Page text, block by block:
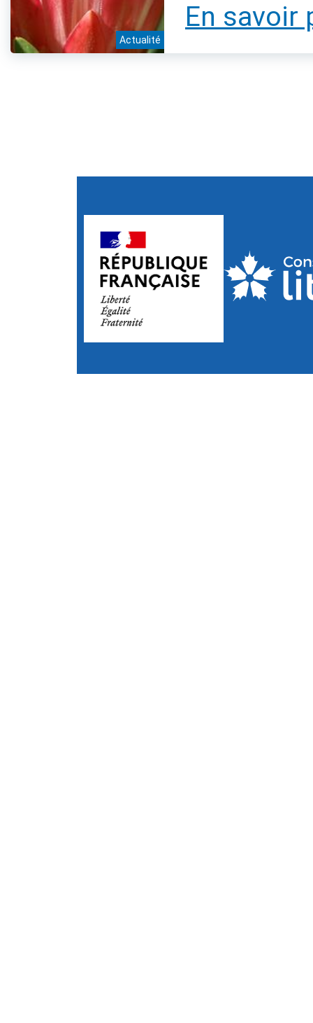
Actualité
En savoir